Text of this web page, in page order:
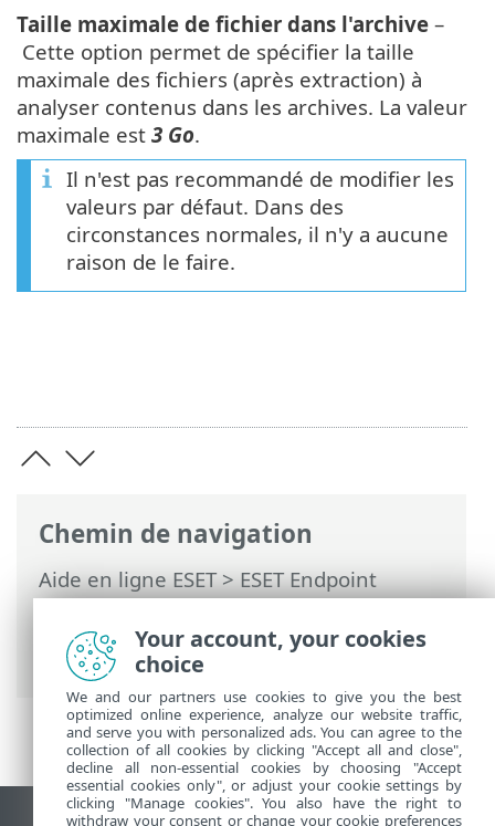
Chemin de navigation
Aide en ligne ESET>ESET Endpoint
Security>Configuration avancée>
Protections>Protection du client de
messagerie> ThreatSense
Taille maximale de fichier dans l'archive –
Cette option permet de spécifier la taille
maximale des fichiers (après extraction) à
analyser contenus dans les archives. La valeur
maximale est 3 Go.
Il n'est pas recommandé de modifier les
valeurs par défaut. Dans des
circonstances normales, il n'y a aucune
raison de le faire.
Your account, your cookies
choice
We and our partners use cookies to give you the best
optimized online experience, analyze our website traffic,
and serve you with personalized ads. You can agree to the
collection of all cookies by clicking "Accept all and close",
decline all non-essential cookies by choosing "Accept
essential cookies only", or adjust your cookie settings by
clicking "Manage cookies". You also have the right to
withdraw your consent or change your cookie preferences